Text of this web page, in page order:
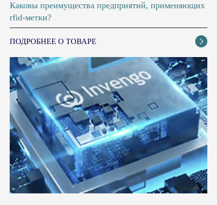
Каковы преимущества предприятий, применяющих
rfid-метки?
ПОДРОБНЕЕ О ТОВАРЕ 